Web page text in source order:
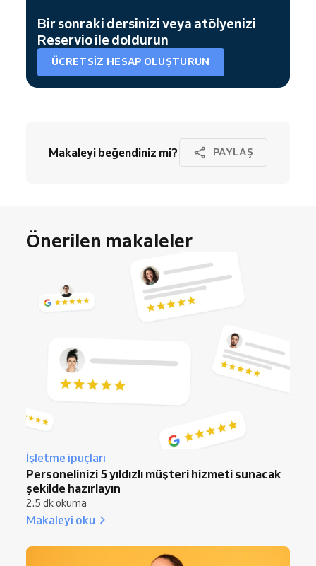
Bir sonraki dersinizi veya atölyenizi
Reservio ile doldurun
ÜCRETSIZ HESAP OLUŞTURUN
Makaleyi beğendiniz mi? PAYLAŞ
Önerilen makaleler
İşletme ipuçları
Personelinizi 5 yıldızlı müşteri hizmeti sunacak
şekilde hazırlayın
2.5 dk okuma
Makaleyi oku